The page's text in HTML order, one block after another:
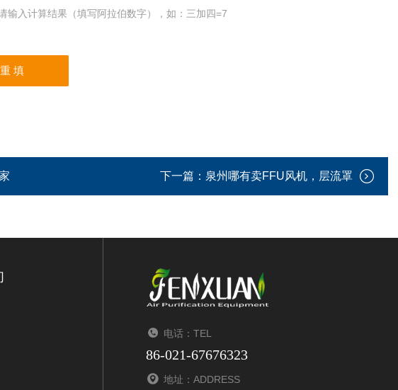
输入计算结果（填写阿拉伯数字），如：三加四=7
下一篇： 泉州哪有卖FFU风机，层流罩
电话：TEL
86-021-67676323
地址：ADDRESS